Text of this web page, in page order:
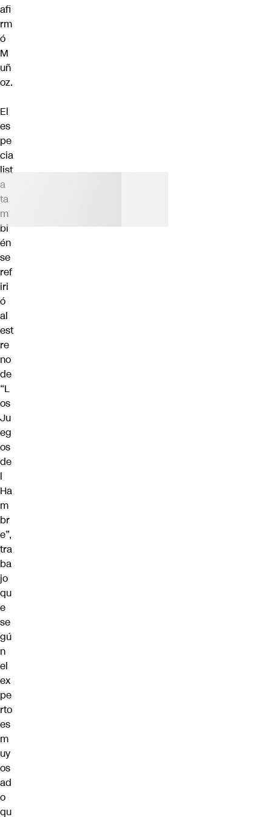
afi
rm
ó
M
uñ
oz.
El
es
pe
cia
list
a
ta
m
bi
én
se
ref
iri
ó
al
est
re
no
de
“L
os
Ju
eg
os
de
l
Ha
m
br
e”,
tra
ba
jo
qu
e
se
gú
n
el
ex
pe
rto
es
m
uy
os
ad
o
qu